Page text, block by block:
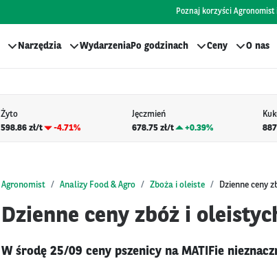
Poznaj korzyści Agronomist
Narzędzia WydarzeniaPo godzinach Ceny O nas
Żyto
598.86 zł/t
-4.71%
Jęczmień
678.75 zł/t
+0.39%
Agronomist Analizy Food & Agro Zboża i oleiste Dzienne ceny
Dzienne ceny zbóż i
W środę 25/09 ceny pszenicy na MATIFie